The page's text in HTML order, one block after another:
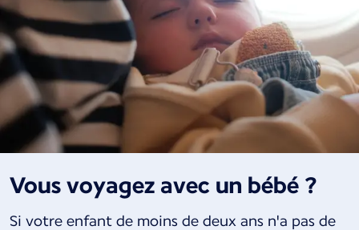
Vous voyagez avec un bébé ?
Si votre enfant de moins de deux ans n'a pas de